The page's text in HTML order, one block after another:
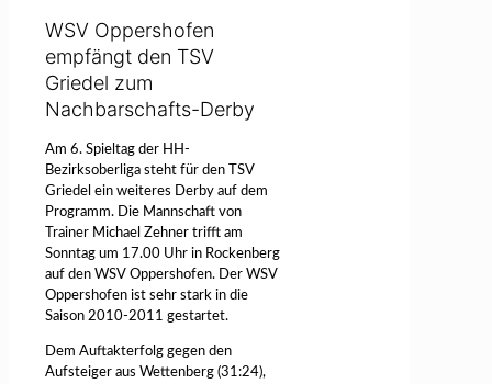
WSV Oppershofen
empfängt den TSV
Griedel zum
Nachbarschafts-Derby
Am 6. Spieltag der HH-
Bezirksoberliga steht für den TSV
Griedel ein weiteres Derby auf dem
Programm. Die Mannschaft von
Trainer Michael Zehner trifft am
Sonntag um 17.00 Uhr in Rockenberg
auf den WSV Oppershofen. Der WSV
Oppershofen ist sehr stark in die
Saison 2010-2011 gestartet.
Dem Auftakterfolg gegen den
Aufsteiger aus Wettenberg (31:24),